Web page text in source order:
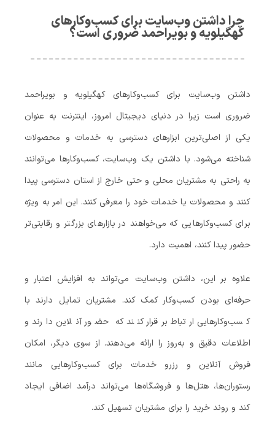
چرا داشتن وب‌سایت برای کسب‌وکارهای
کهگیلویه و بویراحمد ضروری است؟
داشتن وب‌سایت برای کسب‌وکارهای کهگیلویه و بویراحمد
ضروری است زیرا در دنیای دیجیتال امروز، اینترنت به عنوان
یکی از اصلی‌ترین ابزارهای دسترسی به خدمات و محصولات
شناخته می‌شود. با داشتن یک وب‌سایت، کسب‌وکارها می‌توانند
به راحتی به مشتریان محلی و حتی خارج از استان دسترسی پیدا
کنند و محصولات یا خدمات خود را معرفی کنند. این امر به ویژه
برای کسب‌وکارهایی که می‌خواهند در بازارهای بزرگتر و رقابتی‌تر
حضور پیدا کنند، اهمیت دارد.
علاوه بر این، داشتن وب‌سایت می‌تواند به افزایش اعتبار و
حرفه‌ای بودن کسب‌وکار کمک کند. مشتریان تمایل دارند با
کسب‌وکارهایی ارتباط برقرار کنند که حضور آنلاین دارند و
اطلاعات دقیق و به‌روز را ارائه می‌دهند. از سوی دیگر، امکان
فروش آنلاین و رزرو خدمات برای کسب‌وکارهایی مانند
رستوران‌ها، هتل‌ها و فروشگاه‌ها می‌تواند درآمد اضافی ایجاد
کند و روند خرید را برای مشتریان تسهیل کند.